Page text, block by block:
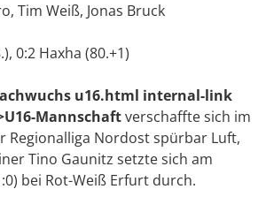
Tim Weiß, Jonas Bruck
0:2 Haxha (80.+1)
u16.html internal-link
Mannschaftverschaffte sich im
Regionalliga Nordost spürbar Luft,
Tino Gaunitz setzte sich am
bei Rot-Weiß Erfurt durch.